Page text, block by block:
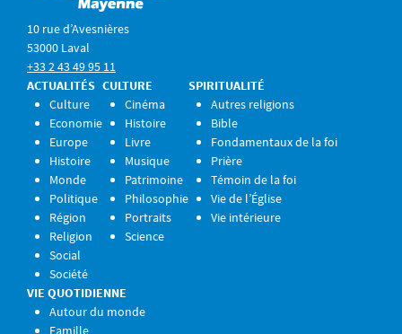
10 rue d’Avesnières
53000 Laval
+33 2 43 49 95 11
ACTUALITÉS
Culture
Economie
Europe
Histoire
Monde
Politique
Région
Religion
Social
Société
CULTURE
Cinéma
Histoire
Livre
Musique
Patrimoine
Philosophie
Portraits
Science
SPIRITUALITÉ
Autres religions
Bible
Fondamentaux de la foi
Prière
Témoin de la foi
Vie de l’Église
Vie intérieure
VIE QUOTIDIENNE
Autour du monde
Famille